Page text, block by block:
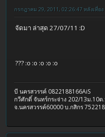
กรกฎาคม 29, 2011, 02:26:47 หลังเที่ยง
จัดมา ล่าสุด 27/07/11 :D
??? :o :o :o :o :o
บี นครสวรรค์ 0822188166AiS
กวีศักดิ์ จันทร์กระจ่าง 202/13ม.10
จ.นครสวรรค์60000 บ.กสิกร